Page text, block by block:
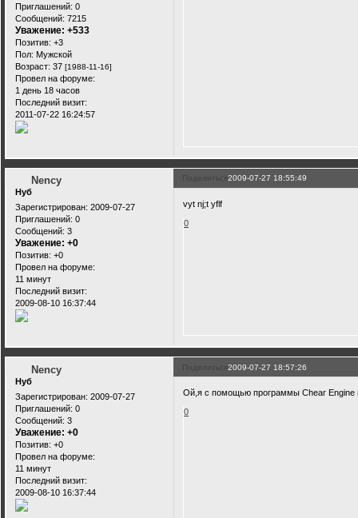
Приглашений: 0
Сообщений: 7215
Уважение: +533
Позитив: +3
Пол: Мужской
Возраст: 37 [1988-11-16]
Провел на форуме:
1 день 18 часов
Последний визит:
2011-07-22 16:24:57
Поделиться2009-07-27 18:55:49
Nency
Нуб
Зарегистрирован: 2009-07-27
Приглашений: 0
Сообщений: 3
Уважение: +0
Позитив: +0
Провел на форуме:
11 минут
Последний визит:
2009-08-10 16:37:44
vyt nj;t yflf
0
Поделиться2009-07-27 18:57:26
Nency
Нуб
Зарегистрирован: 2009-07-27
Приглашений: 0
Сообщений: 3
Уважение: +0
Позитив: +0
Провел на форуме:
11 минут
Последний визит:
2009-08-10 16:37:44
Ой,я с помощью программы Chear Engine
0